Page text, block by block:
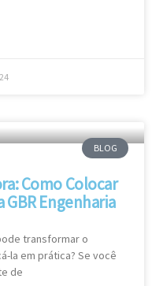
BLOG
Como Colocar
GBR Engenharia
transformar o
la em prática? Se você
de